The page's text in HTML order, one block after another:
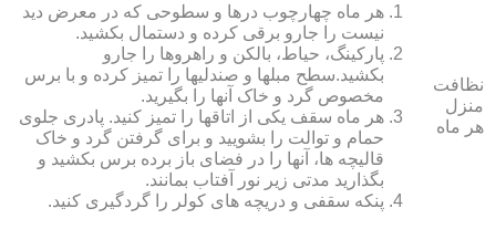
نظافت
منزل
هر ماه
هر ماه چهارچوب درها و سطوحی که در معرض دید
نیست را جارو برقی کرده و دستمال بکشید.
پارکینگ، حیاط، بالکن و راهروها را جارو
بکشید.سطح مبل‏ها و صندلی‏ها را تمیز کرده و با برس
مخصوص گرد و خاک آنها را بگیرید.
هر ماه سقف یکی از اتاق‏ها را تمیز کنید. پادری جلوی
حمام و توالت را بشویید و برای گرفتن گرد و خاک
قالیچه‏ ها، آنها را در فضای باز برده برس بکشید و
بگذارید مدتی زیر نور آفتاب بمانند.
پنکه سقفی و دریچه‏ های کولر را گردگیری کنید.